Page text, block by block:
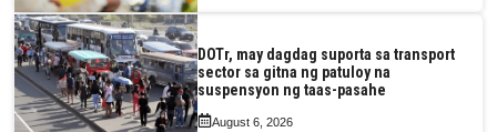
DOTr, may dagdag suporta sa transport
sector sa gitna ng patuloy na
suspensyon ng taas-pasahe
August 6, 2026